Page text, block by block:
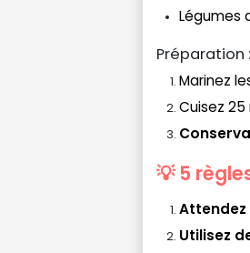
Légumes
Préparation :
Marinez
Cuisez 25
💡 5
Utilisez